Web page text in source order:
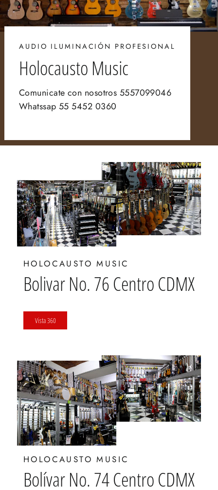
AUDIO ILUMINACIÓN PROFESIONAL
Holocausto Music
Comunicate con nosotros 5557099046
Whatssap 55 5452 0360
HOLOCAUSTO MUSIC
Bolivar No. 76 Centro CDMX
Vista 360
HOLOCAUSTO MUSIC
Bolívar No. 74 Centro CDMX